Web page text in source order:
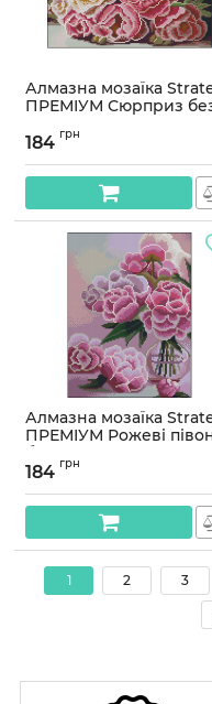
Алмазна мозаїка
ПРЕМІУМ Сюрприз
30х40 см (ZAV3040-47)
Артикул:ZAV3040-47
184 грн
Алмазна мозаїка
ПРЕМІУМ Рожеві
без підрамника
розміром 30х40 см
Артикул:ZAV3040-44
184 грн
1 2 3